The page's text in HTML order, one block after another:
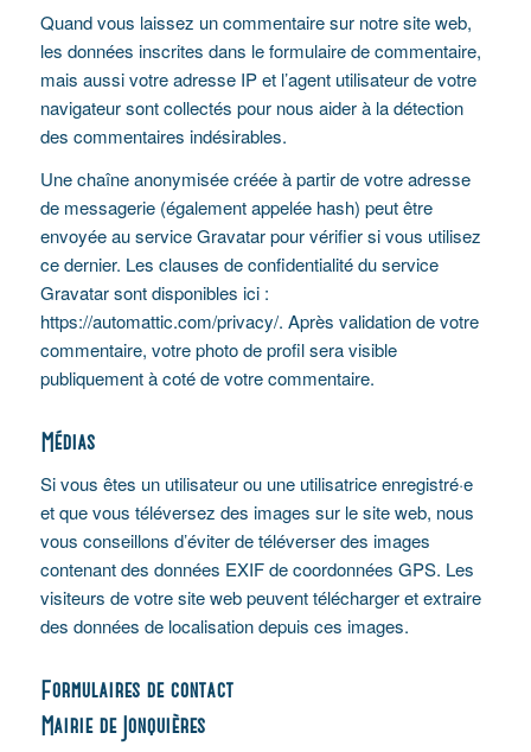
Quand vous laissez un commentaire sur notre site web,
les données inscrites dans le formulaire de commentaire,
mais aussi votre adresse IP et l’agent utilisateur de votre
navigateur sont collectés pour nous aider à la détection
des commentaires indésirables.
Une chaîne anonymisée créée à partir de votre adresse
de messagerie (également appelée hash) peut être
envoyée au service Gravatar pour vérifier si vous utilisez
ce dernier. Les clauses de confidentialité du service
Gravatar sont disponibles ici :
https://automattic.com/privacy/. Après validation de votre
commentaire, votre photo de profil sera visible
publiquement à coté de votre commentaire.
Médias
Si vous êtes un utilisateur ou une utilisatrice enregistré·e
et que vous téléversez des images sur le site web, nous
vous conseillons d’éviter de téléverser des images
contenant des données EXIF de coordonnées GPS. Les
visiteurs de votre site web peuvent télécharger et extraire
des données de localisation depuis ces images.
Formulaires de contact
Mairie de Jonquières